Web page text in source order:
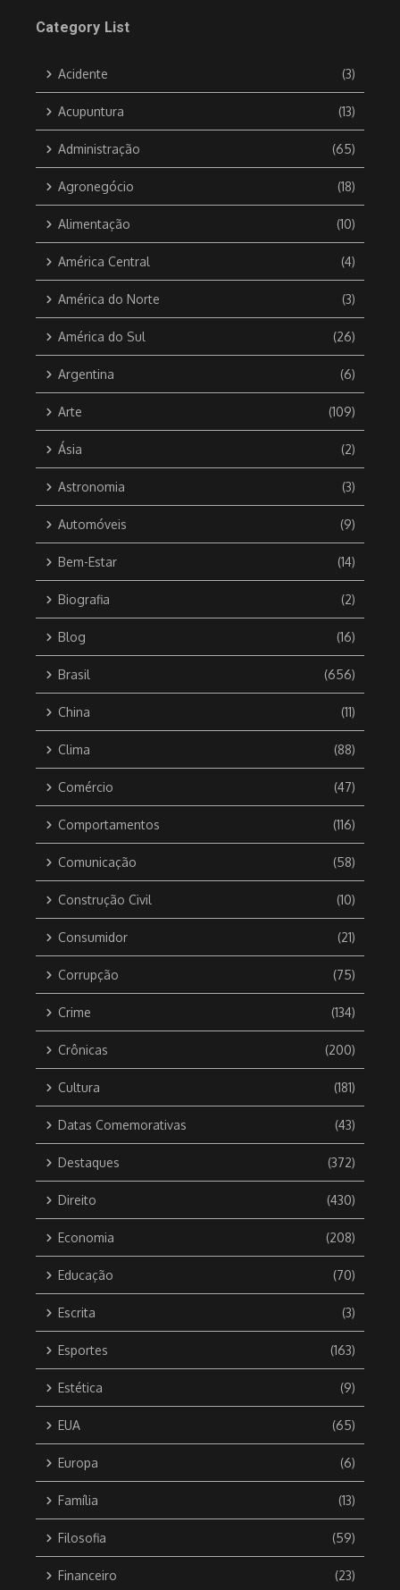
Category List
Acidente (3)
Acupuntura (13)
Administração (65)
Agronegócio (18)
Alimentação (10)
América Central (4)
América do Norte (3)
América do Sul (26)
Argentina (6)
Arte (109)
Ásia (2)
Astronomia (3)
Automóveis (9)
Bem-Estar (14)
Biografia (2)
Blog (16)
Brasil (656)
China (11)
Clima (88)
Comércio (47)
Comportamentos (116)
Comunicação (58)
Construção Civil (10)
Consumidor (21)
Corrupção (75)
Crime (134)
Crônicas (200)
Cultura (181)
Datas Comemorativas (43)
Destaques (372)
Direito (430)
Economia (208)
Educação (70)
Escrita (3)
Esportes (163)
Estética (9)
EUA (65)
Europa (6)
Família (13)
Filosofia (59)
Financeiro (23)